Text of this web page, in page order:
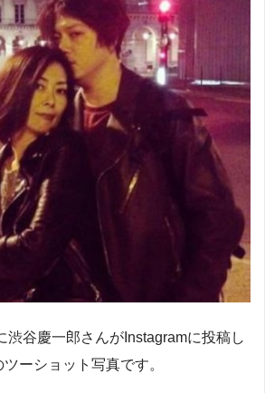
渋谷慶一郎さんがInstagramに投稿し
ーショット写真です。